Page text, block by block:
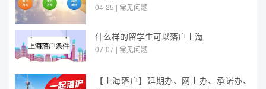
04-25 | 常见问题
什么样的留学生可以落户上海
07-07 | 常见问题
【上海落户】延期办、网上办、承诺办、